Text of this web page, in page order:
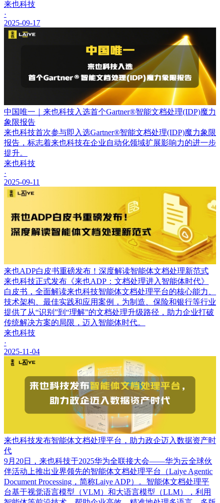
来也科技
·
2025-09-17
中国唯一｜来也科技入选首个Gartner®智能文档处理(IDP)魔力
象限报告
来也科技首次参与即入选Gartner®智能文档处理(IDP)魔力象限
报告，标志着来也科技在企业自动化领域扩展影响力的进一步
提升。
来也科技
·
2025-09-11
来也ADP白皮书重磅发布！深度解读智能体文档处理新范式
来也科技正式发布《来也ADP：文档处理进入智能体时代》
白皮书，全面解读来也科技智能体文档处理平台的核心能力、
技术架构、最佳实践和应用案例，为制造、保险和银行等行业
提供了从“识别”到“理解”的文档处理升级路径，助力企业打破
传统解决方案的局限，迈入智能体时代。
来也科技
·
2025-11-04
来也科技发布智能体文档处理平台，助力政企迈入数据资产时
代
9月20日，来也科技于2025华为全联接大会——华为云全球伙
伴活动上推出业界领先的智能体文档处理平台（Laiye Agentic
Document Processing，简称Laiye ADP）。智能体文档处理平
台基于视觉语言模型（VLM）和大语言模型（LLM），利用